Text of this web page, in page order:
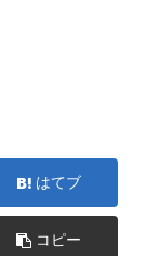
はてブ
コピー